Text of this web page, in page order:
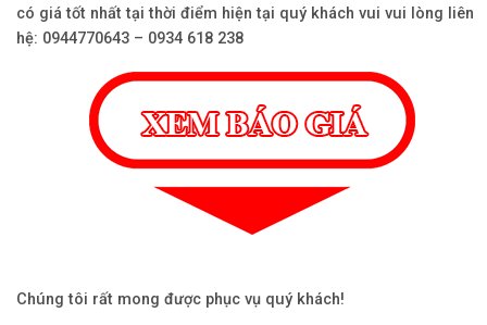
có giá tốt nhất tại thời điểm hiện tại quý khách vui vui lòng liên
hệ: 0944770643 – 0934 618 238
Chúng tôi rất mong được phục vụ quý khách!